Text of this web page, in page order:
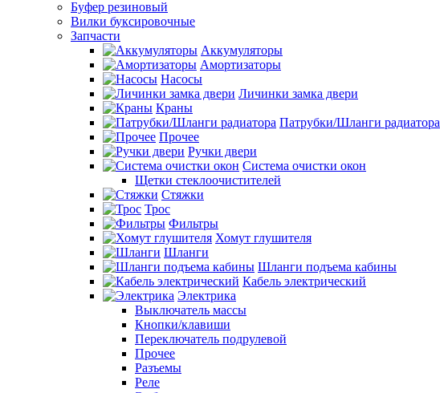
Буфер резиновый
Вилки буксировочные
Запчасти
Аккумуляторы
Амортизаторы
Насосы
Личинки замка двери
Краны
Патрубки/Шланги радиатора
Прочее
Ручки двери
Система очистки окон
Щетки стеклоочистителей
Стяжки
Трос
Фильтры
Хомут глушителя
Шланги
Шланги подъема кабины
Кабель электрический
Электрика
Выключатель массы
Кнопки/клавиши
Переключатель подрулевой
Прочее
Разъемы
Реле